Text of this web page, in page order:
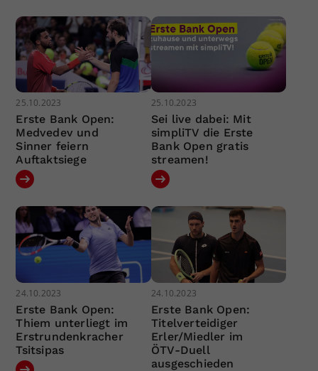
25.10.2023
Erste Bank Open:
Medvedev und
Sinner feiern
Auftaktsiege
25.10.2023
Sei live dabei: Mit
simpliTV die Erste
Bank Open gratis
streamen!
24.10.2023
Erste Bank Open:
Thiem unterliegt im
Erstrundenkracher
Tsitsipas
24.10.2023
Erste Bank Open:
Titelverteidiger
Erler/Miedler im
ÖTV-Duell
ausgeschieden